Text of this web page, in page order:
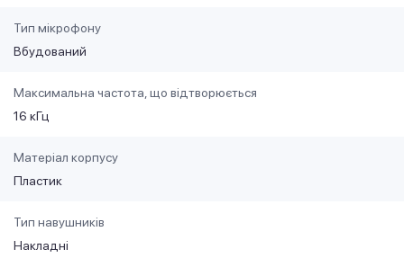
Тип мікрофону
Вбудований
Максимальна частота, що відтворюється
16 кГц
Матеріал корпусу
Пластик
Тип навушників
Накладні